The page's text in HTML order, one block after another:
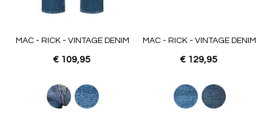
MAC - RICK - VINTAGE DENIM
€ 109,95
MAC - RICK - VINTAGE DENIM
€ 129,95